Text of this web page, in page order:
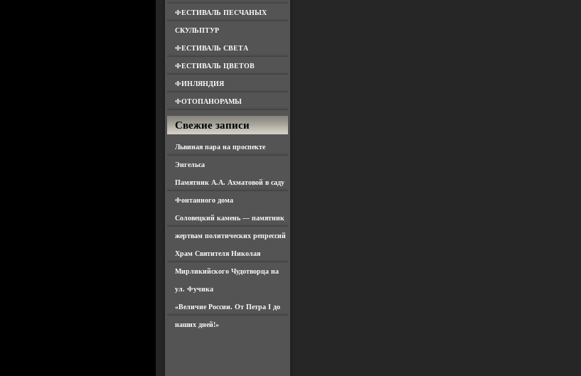
ФЕСТИВАЛЬ ПЕСЧАНЫХ
СКУЛЬПТУР
ФЕСТИВАЛЬ СВЕТА
ФЕСТИВАЛЬ ЦВЕТОВ
ФИНЛЯНДИЯ
ФОТОПАНОРАМЫ
Свежие записи
Львиная пара на проспекте
Энгельса
Памятник А.А. Ахматовой в саду
Фонтанного дома
Соловецкий камень — памятник
жертвам политических репрессий
Храм Святителя Николая
Мирликийского Чудотворца на
ул. Фучика
«Величие России. От Петра I до
наших дней!»